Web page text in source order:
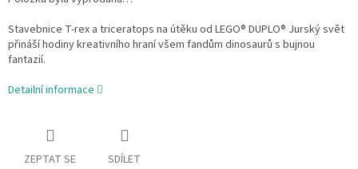
Stavebnice T-rex a triceratops na útěku od LEGO® DUPLO® Jurský svět
přináší hodiny kreativního hraní všem fandům dinosaurů s bujnou
fantazií.
Detailní informace
ZEPTAT SE SDÍLET